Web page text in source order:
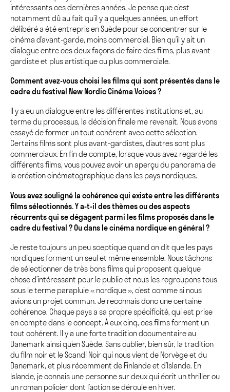
intéressants ces dernières années. Je pense que c’est
notamment dû au fait qu’il y a quelques années, un effort
délibéré a été entrepris en Suède pour se concentrer sur le
cinéma d’avant-garde, moins commercial. Bien qu’il y ait un
dialogue entre ces deux façons de faire des films, plus avant-
gardiste et plus artistique ou plus commerciale.
Comment avez-vous choisi les films qui sont présentés dans le
cadre du festival New Nordic Cinéma Voices ?
Il y a eu un dialogue entre les différentes institutions et, au
terme du processus, la décision finale me revenait. Nous avons
essayé de former un tout cohérent avec cette sélection.
Certains films sont plus avant-gardistes, d’autres sont plus
commerciaux. En fin de compte, lorsque vous avez regardé les
différents films, vous pouvez avoir un aperçu du panorama de
la création cinématographique dans les pays nordiques.
Vous avez souligné la cohérence qui existe entre les différents
films sélectionnés. Y a-t-il des thèmes ou des aspects
récurrents qui se dégagent parmi les films proposés dans le
cadre du festival ? Ou dans le cinéma nordique en général ?
Je reste toujours un peu sceptique quand on dit que les pays
nordiques forment un seul et même ensemble. Nous tâchons
de sélectionner de très bons films qui proposent quelque
chose d’intéressant pour le public et nous les regroupons tous
sous le terme parapluie « nordique », c’est comme si nous
avions un projet commun. Je reconnais donc une certaine
cohérence. Chaque pays a sa propre spécificité, qui est prise
en compte dans le concept. À eux cinq, ces films forment un
tout cohérent. Il y a une forte tradition documentaire au
Danemark ainsi qu’en Suède. Sans oublier, bien sûr, la tradition
du film noir et le Scandi Noir qui nous vient de Norvège et du
Danemark, et plus récemment de Finlande et d’Islande. En
Islande, je connais une personne sur deux qui écrit un thriller ou
un roman policier dont l’action se déroule en hiver.